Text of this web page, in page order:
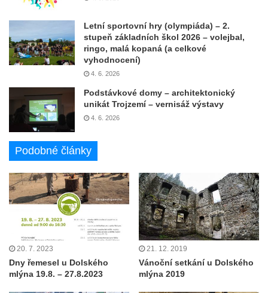
Letní sportovní hry (olympiáda) – 2.
stupeň základních škol 2026 – volejbal,
ringo, malá kopaná (a celkové
vyhodnocení)
4. 6. 2026
Podstávkové domy – architektonický
unikát Trojzemí – vernisáž výstavy
4. 6. 2026
Podobné články
20. 7. 2023
Dny řemesel u Dolského
mlýna 19.8. – 27.8.2023
21. 12. 2019
Vánoční setkání u Dolského
mlýna 2019